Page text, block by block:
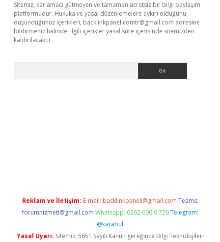
Sitemiz, kar amacı gütmeyen ve tamamen ücretsiz bir bilgi paylaşım
platformudur. Hukuka ve yasal düzenlemelere aykırı olduğunu
düşündüğünüz içerikleri, backlinkpanelicomtr@gmail.com adresine
bildirmeniz halinde, ilgili içerikler yasal süre içerisinde sitemizden
kaldırılacaktır.
Reklam ve İletişim: E-mail: backlinkpaneli@gmail.com Teams:
forumhizmeti@gmail.com Whatsapp: 0262 606 0 726 Telegram:
@karabul
Yasal Uyarı: Sitemiz, 5651 Sayılı Kanun gereğince Bilgi Teknolojileri